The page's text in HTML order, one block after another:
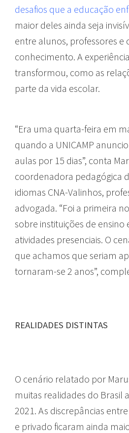
desafios que a educação
maior deles ainda seja
entre alunos, professores e
conhecimento. A
transformou, como as
parte da vida escolar.
“Era uma quarta-feira em
quando a UNICAMP
aulas por 15 dias”, conta
coordenadora pedagógica
idiomas CNA-Valinhos,
advogada. “Foi a primeira
sobre instituições de ensino
atividades presenciais. O
que achamos que seriam
tornaram-se 2 anos”,
REALIDADES DISTINTAS
O cenário relatado por
muitas realidades do Brasil
2021. As discrepâncias
e privado ficaram ainda